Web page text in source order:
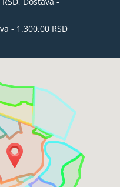
- 1.300,00 RSD